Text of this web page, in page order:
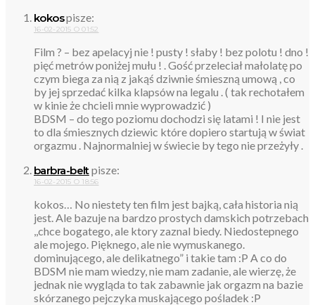
kokospisze:
16-02-2015 O 01:52
Film ? – bez apelacyj nie ! pusty ! słaby ! bez polotu ! dno !
pięć metrów poniżej mułu ! . Gość przeleciał małolatę po
czym biega za nią z jakąś dziwnie śmieszną umową , co
by jej sprzedać kilka klapsów na legalu . ( tak rechotałem
w kinie że chcieli mnie wyprowadzić )
BDSM – do tego poziomu dochodzi się latami ! I nie jest
to dla śmiesznych dziewic które dopiero startują w świat
orgazmu . Najnormalniej w świecie by tego nie przeżyły .
barbra-beltpisze:
16-02-2015 O 18:56
kokos… No niestety ten film jest bajką, cała historia nią
jest. Ale bazuje na bardzo prostych damskich potrzebach
,,chce bogatego, ale ktory zaznal biedy. Niedostepnego
ale mojego. Pięknego, ale nie wymuskanego.
dominującego, ale delikatnego” i takie tam :P A co do
BDSM nie mam wiedzy, nie mam zadanie, ale wierzę, że
jednak nie wygląda to tak zabawnie jak orgazm na bazie
skórzanego pejczyka muskającego pośladek :P